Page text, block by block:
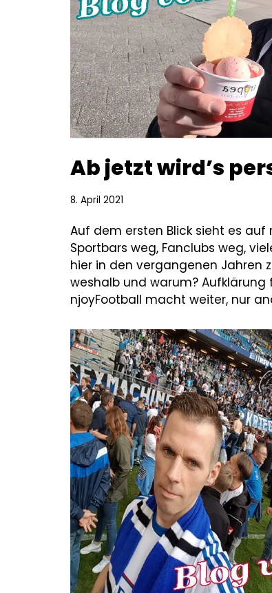
Ab jetzt wird’s
8. April 2021
Auf dem ersten Blick sieht es
Sportbars weg, Fanclubs weg,
hier in den vergangenen Jahren
weshalb und warum? Aufklärung
njoyFootball macht weiter, nur